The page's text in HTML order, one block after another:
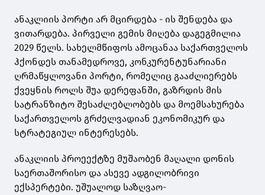
ანაკლიის პორტი არ მცირდება - ის შენდება და
ვითარდება. პირველი გემის მიღება დაგეგმილია
2029 წელს. სახელმწიფოს ამოცანაა საქართველოს
ჰქონდეს თანამედროვე, კონკურენტუნარიანი
ღრმაწყლოვანი პორტი, რომელიც გააძლიერებს
ქვეყნის როლს შუა დერეფანში, გაზრდის მის
სატრანზიტო შესაძლებლობებს და მოემსახურება
საქართველოს გრძელვადიან ეკონომიკურ და
სტრატეგიულ ინტერესებს.
ანაკლიის პროეექტზე მუშაობენ მაღალი დონის
საერთაშორისო და ასევე ადგილობრივი
ექსპერტები. უშუალოდ საზღვაო-